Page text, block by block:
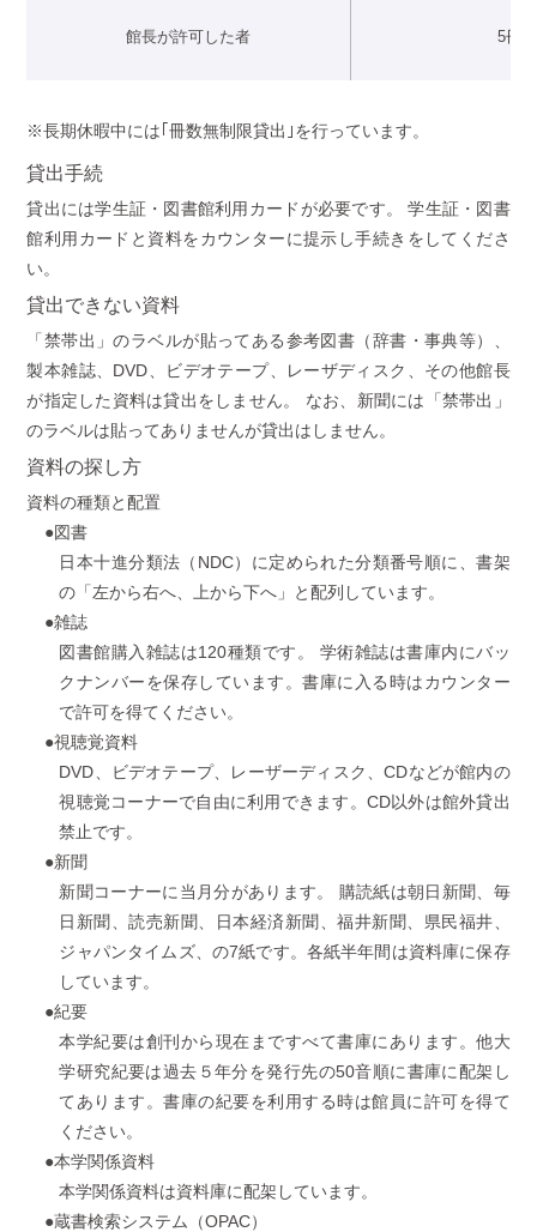
館長が許可した者 5冊
※長期休暇中には｢冊数無制限貸出｣を行っています。
貸出手続
貸出には学生証・図書館利用カードが必要です。 学生証・図書
館利用カードと資料をカウンターに提示し手続きをしてくださ
い。
貸出できない資料
「禁帯出」のラベルが貼ってある参考図書（辞書・事典等）、
製本雑誌、DVD、ビデオテープ、レーザディスク、その他館長
が指定した資料は貸出をしません。 なお、新聞には「禁帯出」
のラベルは貼ってありませんが貸出はしません。
資料の探し方
資料の種類と配置
●図書
日本十進分類法（NDC）に定められた分類番号順に、書架
の「左から右へ、上から下へ」と配列しています。
●雑誌
図書館購入雑誌は120種類です。 学術雑誌は書庫内にバッ
クナンバーを保存しています。書庫に入る時はカウンター
で許可を得てください。
●視聴覚資料
DVD、ビデオテープ、レーザーディスク、CDなどが館内の
視聴覚コーナーで自由に利用できます。CD以外は館外貸出
禁止です。
●新聞
新聞コーナーに当月分があります。 購読紙は朝日新聞、毎
日新聞、読売新聞、日本経済新聞、福井新聞、県民福井、
ジャパンタイムズ、の7紙です。各紙半年間は資料庫に保存
しています。
●紀要
本学紀要は創刊から現在まですべて書庫にあります。他大
学研究紀要は過去５年分を発行先の50音順に書庫に配架し
てあります。書庫の紀要を利用する時は館員に許可を得て
ください。
●本学関係資料
本学関係資料は資料庫に配架しています。
●蔵書検索システム（OPAC）